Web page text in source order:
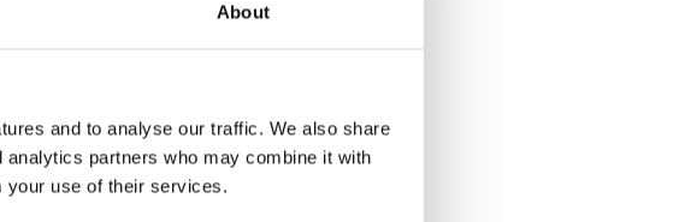
About
and to analyse our traffic. We also share
partners who may combine it with
your use of their services.